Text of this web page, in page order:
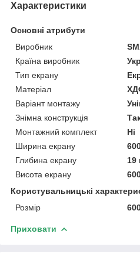
Характеристики
Основні атрибути
Виробник
Країна виробник
Тип екрану
Матеріал
Варіант монтажу
Знімна конструкція
Монтажний комплект
Ні
Ширина екрану
Глибина екрану
19
Висота екрану
Користувальницькі
Розмір
Приховати